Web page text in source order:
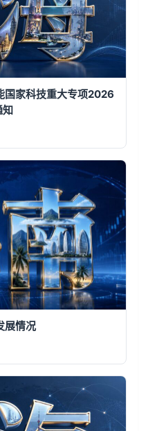
国家科技重大专项2026
知
展情况